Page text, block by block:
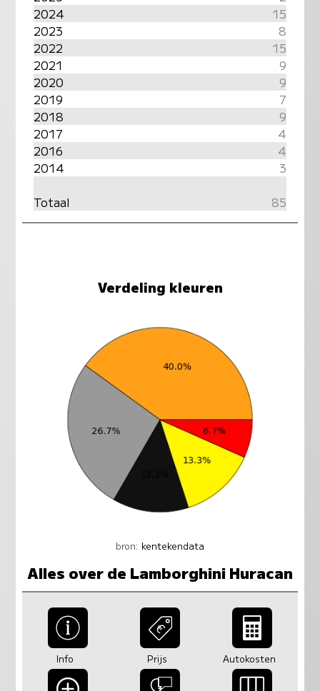
2024
15
2023
8
2022
15
2021
9
2020
9
2019
7
2018
9
2017
4
2016
4
2014
3
Totaal
85
Verdeling kleuren
bron: kentekendata
Alles over de Lamborghini Huracan
Info Prijs Autokosten